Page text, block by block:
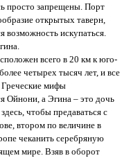
просто запрещены. Порт
открытых таверн,
возможность искупаться.
всего в 20 км к юго-
четырех тысяч лет, и все
Греческие мифы
Ойнони, а Эгина – это дочь
чтобы предаваться с
втором по величине в
чеканить серебряную
мире. Взяв в оборот